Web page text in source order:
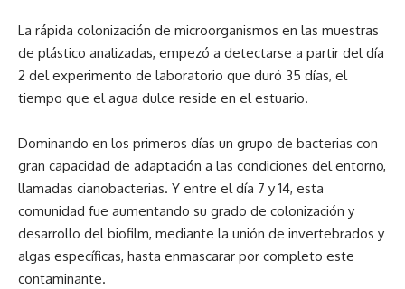
La rápida colonización de microorganismos en las muestras
de plástico analizadas, empezó a detectarse a partir del día
2 del experimento de laboratorio que duró 35 días, el
tiempo que el agua dulce reside en el estuario.
Dominando en los primeros días un grupo de bacterias con
gran capacidad de adaptación a las condiciones del entorno,
llamadas cianobacterias. Y entre el día 7 y 14, esta
comunidad fue aumentando su grado de colonización y
desarrollo del biofilm, mediante la unión de invertebrados y
algas específicas, hasta enmascarar por completo este
contaminante.